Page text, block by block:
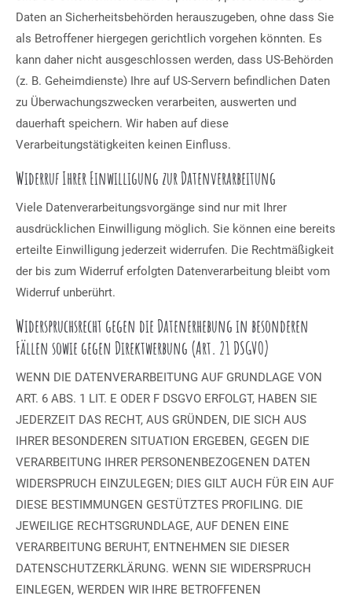
Daten an Sicherheitsbehörden herauszugeben, ohne dass Sie
als Betroffener hiergegen gerichtlich vorgehen könnten. Es
kann daher nicht ausgeschlossen werden, dass US-Behörden
(z. B. Geheimdienste) Ihre auf US-Servern befindlichen Daten
zu Überwachungszwecken verarbeiten, auswerten und
dauerhaft speichern. Wir haben auf diese
Verarbeitungstätigkeiten keinen Einfluss.
Widerruf Ihrer Einwilligung zur Datenverarbeitung
Viele Datenverarbeitungsvorgänge sind nur mit Ihrer
ausdrücklichen Einwilligung möglich. Sie können eine bereits
erteilte Einwilligung jederzeit widerrufen. Die Rechtmäßigkeit
der bis zum Widerruf erfolgten Datenverarbeitung bleibt vom
Widerruf unberührt.
Widerspruchsrecht gegen die Datenerhebung in besonderen
Fällen sowie gegen Direktwerbung (Art. 21 DSGVO)
WENN DIE DATENVERARBEITUNG AUF GRUNDLAGE VON
ART. 6 ABS. 1 LIT. E ODER F DSGVO ERFOLGT, HABEN SIE
JEDERZEIT DAS RECHT, AUS GRÜNDEN, DIE SICH AUS
IHRER BESONDEREN SITUATION ERGEBEN, GEGEN DIE
VERARBEITUNG IHRER PERSONENBEZOGENEN DATEN
WIDERSPRUCH EINZULEGEN; DIES GILT AUCH FÜR EIN AUF
DIESE BESTIMMUNGEN GESTÜTZTES PROFILING. DIE
JEWEILIGE RECHTSGRUNDLAGE, AUF DENEN EINE
VERARBEITUNG BERUHT, ENTNEHMEN SIE DIESER
DATENSCHUTZERKLÄRUNG. WENN SIE WIDERSPRUCH
EINLEGEN, WERDEN WIR IHRE BETROFFENEN